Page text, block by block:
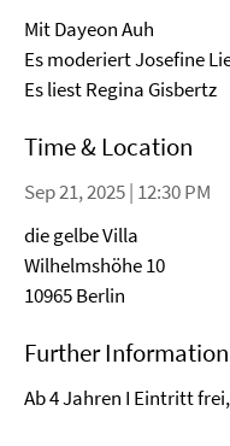
Mit Dayeon Auh
Es moderiert Josefine
Es liest Regina Gisbertz
Time & Location
Sep 21, 2025 | 12:30 PM
die gelbe Villa
Wilhelmshöhe 10
10965 Berlin
Further Information
Ab 4 Jahren I Eintritt